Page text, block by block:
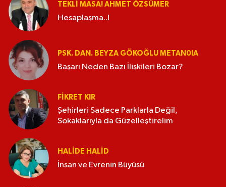
TEKLI MASA! AHMET ÖZSÜMER
Hesaplaşma..!
PSK. DAN. BEYZA GÖKOĞLU METAN0IA
Başarı Neden Bazı İlişkileri Bozar?
FIKRET KIR
Şehirleri Sadece Parklarla Değil,
Sokaklarıyla da Güzelleştirelim
HALIDE HALID
İnsan ve Evrenin Büyüsü